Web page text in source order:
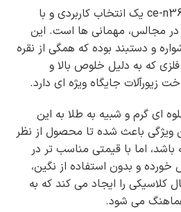
سرویس نقره زنانه تراش ce-n367 یک انتخاب کاربردی و با
در مجالس، مهمانی ها است. این
و دستبند بوده که همگی از نقره
فلزی که به دلیل خلوص بالا و
زیورآلات جایگاه ویژه ای دارد.
۱۸ عیار، جلوه ای گرم و شبیه به طلا به این
باعث شده تا محصول از نظر
باشد، اما با قیمتی مناسب تر در
و بدون استفاده از نگین،
را ایجاد می کند که به
هماهنگ می شود.